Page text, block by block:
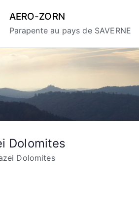
AERO-ZORN
Parapente au pays de SAVERNE
Dolomites
Dolomites